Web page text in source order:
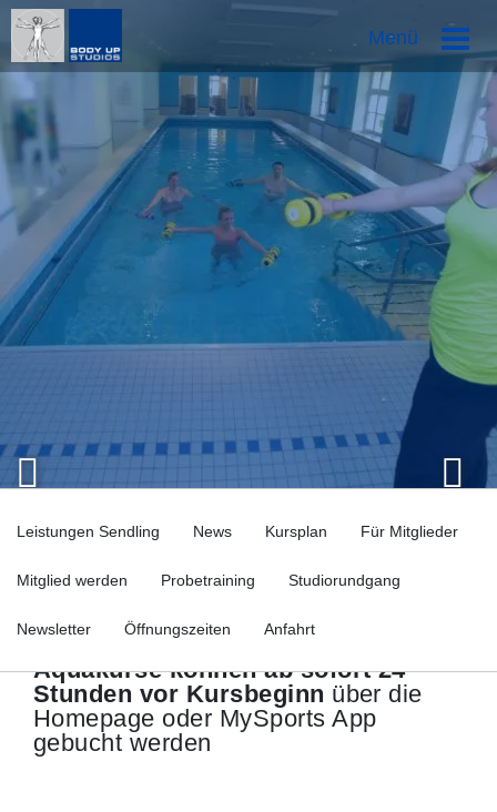
Direkt
zum
Inhalt
Menü
Leistungen Sendling News Kursplan Für Mitglieder
Mitglied werden Probetraining Studiorundgang
Newsletter Öffnungszeiten Anfahrt
Änderung der Buchungsbedingungen
für Aquakurse im Body Up Sendling:
Aquakurse können ab sofort 24
Stunden vor Kursbeginn über die
Homepage oder MySports App
gebucht werden